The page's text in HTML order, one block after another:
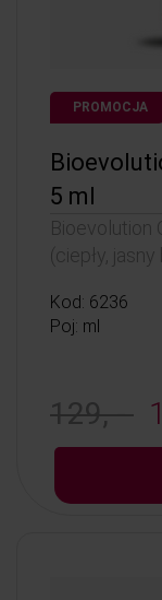
PROMOCJA
5 ml
Bioevolution
(ciepły,
Kod: 6236
Poj: ml
129, -